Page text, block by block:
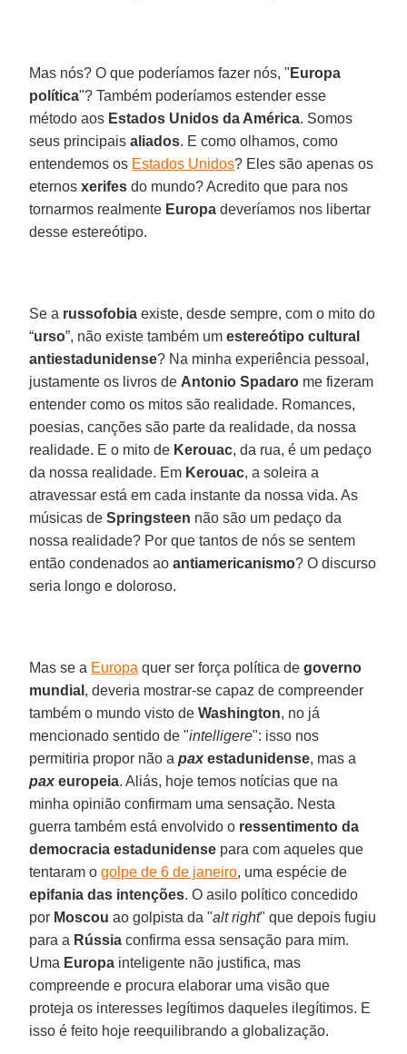
Mas nós? O que poderíamos fazer nós, " Europa
política"? Também poderíamos estender esse
método aos Estados Unidos da América. Somos
seus principaisaliados. E como olhamos, como
entendemos os Estados Unidos? Eles são apenas os
eternosxerifes do mundo? Acredito que para nos
tornarmos realmente Europa deveríamos nos libertar
desse estereótipo.
Se a russofobia existe, desde sempre, com o mito do
“urso”, não existe também umestereótipo cultural
antiestadunidense? Na minha experiência pessoal,
justamente os livros de Antonio Spadaro me fizeram
entender como os mitos são realidade. Romances,
poesias, canções são parte da realidade, da nossa
realidade. E o mito de Kerouac, da rua, é um pedaço
da nossa realidade. Em Kerouac, a soleira a
atravessar está em cada instante da nossa vida. As
músicas deSpringsteen não são um pedaço da
nossa realidade? Por que tantos de nós se sentem
então condenados aoantiamericanismo? O discurso
seria longo e doloroso.
Mas se a Europa quer ser força política degoverno
mundial , deveria mostrar-se capaz de compreender
também o mundo visto deWashington, no já
mencionado sentido de "intelligere": isso nos
permitiria propor não apax estadunidense, mas a
pax europeia. Aliás, hoje temos notícias que na
minha opinião confirmam uma sensação. Nesta
guerra também está envolvido o ressentimento da
democracia estadunidense para com aqueles que
tentaram ogolpe de 6 de janeiro, uma espécie de
epifania das intenções. O asilo político concedido
por Moscou ao golpista da "alt right" que depois fugiu
para a Rússia confirma essa sensação para mim.
Uma Europa inteligente não justifica, mas
compreende e procura elaborar uma visão que
proteja os interesses legítimos daqueles ilegítimos. E
isso é feito hoje reequilibrando a globalização.